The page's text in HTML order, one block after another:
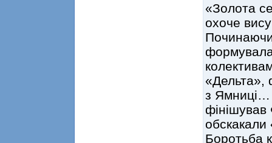
«Золота
охоче
Починаючи
«Дельта»,
з Ямниці…
фінішував
Боротьба